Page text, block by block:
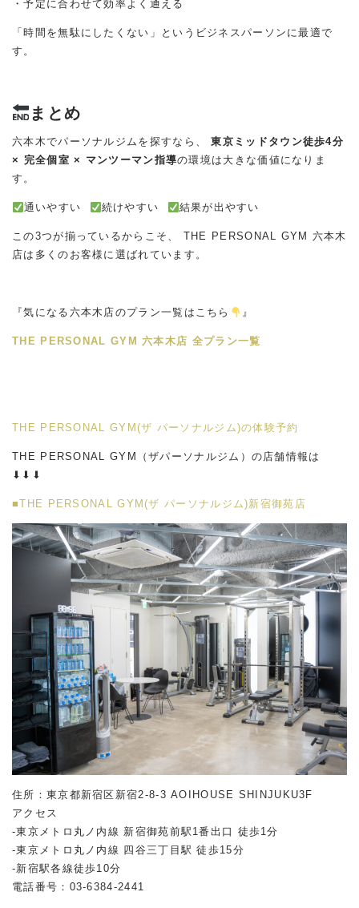
・予定に合わせて効率よく通える
「時間を無駄にしたくない」というビジネスパーソンに最適で
す。
まとめ
六本木でパーソナルジムを探すなら、東京ミッドタウン徒歩4分
× 完全個室 × マンツーマン指導の環境は大きな価値になりま
す。
通いやすい 続けやすい 結果が出やすい
この3つが揃っているからこそ、 THE PERSONAL GYM 六本木
店は多くのお客様に選ばれています。
『気になる六本木店のプラン一覧はこちら 』
THE PERSONAL GYM 六本木店 全プラン一覧
THE PERSONAL GYM(ザ パーソナルジム)の体験予約
THE PERSONAL GYM（ザパーソナルジム）の店舗情報は
⬇︎⬇︎⬇︎
■THE PERSONAL GYM(ザ パーソナルジム)新宿御苑店
住所：東京都新宿区新宿2-8-3 AOIHOUSE SHINJUKU3F
アクセス
-東京メトロ丸ノ内線 新宿御苑前駅1番出口 徒歩1分
-東京メトロ丸ノ内線 四谷三丁目駅 徒歩15分
-新宿駅各線徒歩10分
電話番号：03-6384-2441